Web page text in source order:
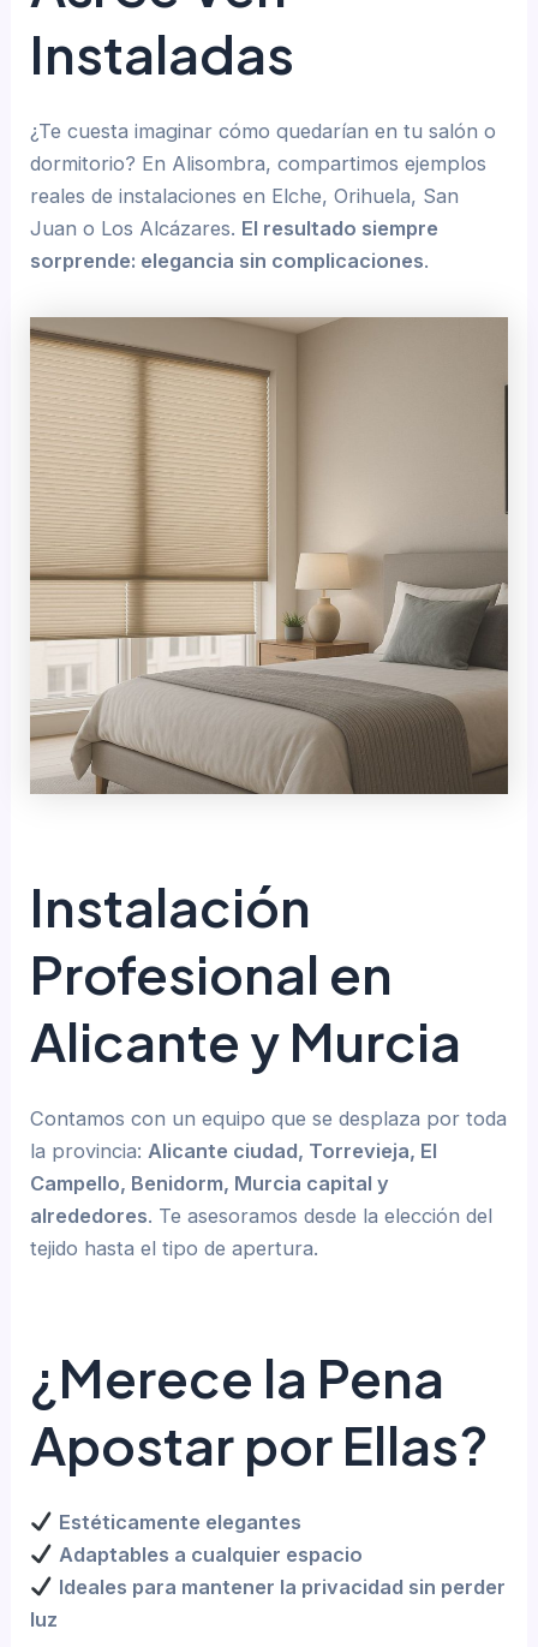
Instaladas
¿Te cuesta imaginar cómo quedarían en tu salón o
dormitorio? En Alisombra, compartimos ejemplos
reales de instalaciones en Elche, Orihuela, San
Juan o Los Alcázares. El resultado siempre
sorprende: elegancia sin complicaciones.
Instalación
Profesional en
Alicante y Murcia
Contamos con un equipo que se desplaza por toda
la provincia:Alicante ciudad, Torrevieja, El
Campello, Benidorm, Murcia capital y
alrededores. Te asesoramos desde la elección del
tejido hasta el tipo de apertura.
¿Merece la Pena
Apostar por Ellas?
Estéticamente elegantes
Adaptables a cualquier espacio
Ideales para mantener la privacidad sin perder
luz